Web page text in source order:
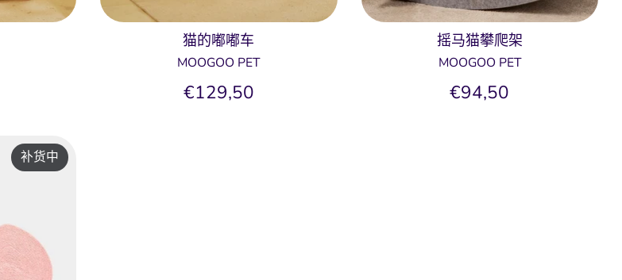
猫的嘟嘟车
MOOGOO PET
€129,50
摇马猫攀爬架
MOOGOO PET
€94,50
补货中